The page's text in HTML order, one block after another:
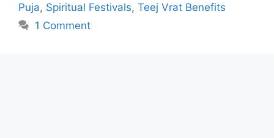
Puja, Spiritual Festivals, Teej Vrat Benefits
1 Comment